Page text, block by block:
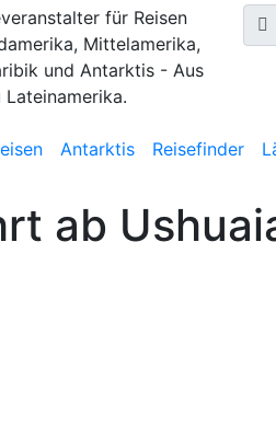
für Reisen
Mittelamerika,
und Antarktis - Aus
Lateinamerika.
Antarktis Reisefinder
ab